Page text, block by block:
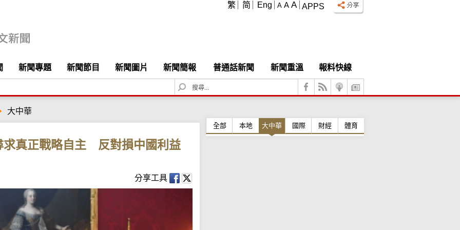
APPS
A A A
繁 简 Eng
新聞專題 新聞節目 新聞圖片 新聞簡報 普通話新聞 新聞重溫
報料快線
S
e
c
大中華
求真正戰略自主 反對損中國利益
分享工具
全部 本地 大中華 國際 財經 體育